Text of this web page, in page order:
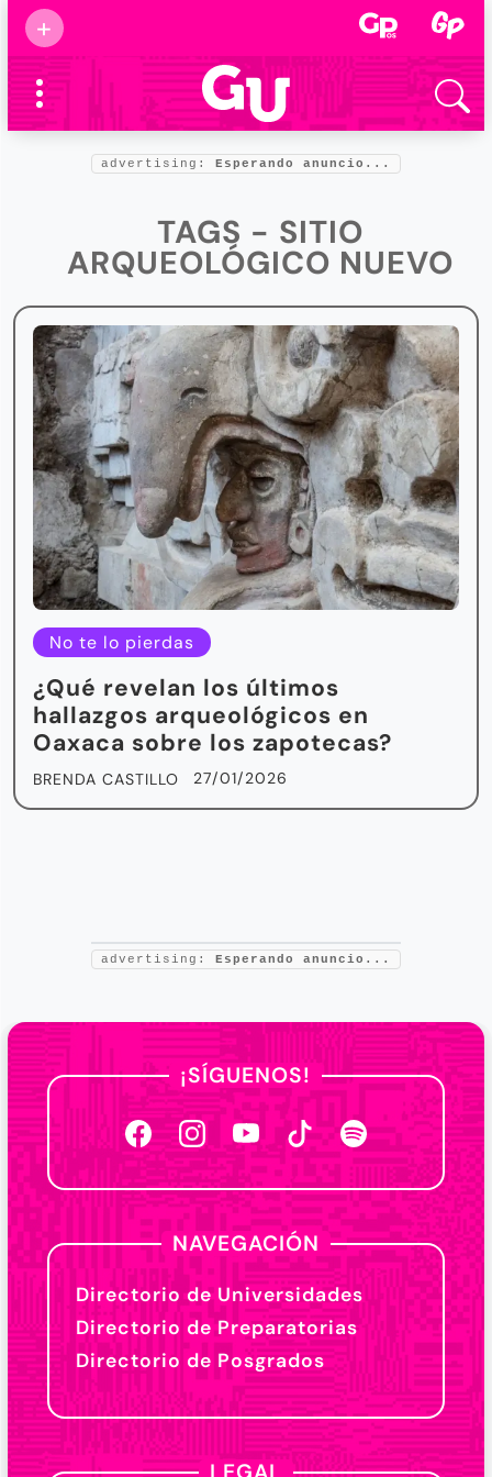
+
Supermamás
2025
Marcas de
confianza
Foro salud
advertising: Esperando anuncio...
TAGS - SITIO
ARQUEOLÓGICO NUEVO
No te lo pierdas
¿Qué revelan los últimos
hallazgos arqueológicos en
Oaxaca sobre los zapotecas?
BRENDA CASTILLO 27/01/2026
advertising: Esperando anuncio...
¡SÍGUENOS!
NAVEGACIÓN
Directorio de Universidades
Directorio de Preparatorias
Directorio de Posgrados